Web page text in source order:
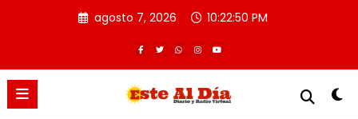
agosto 7, 2026 10:22:50 PM